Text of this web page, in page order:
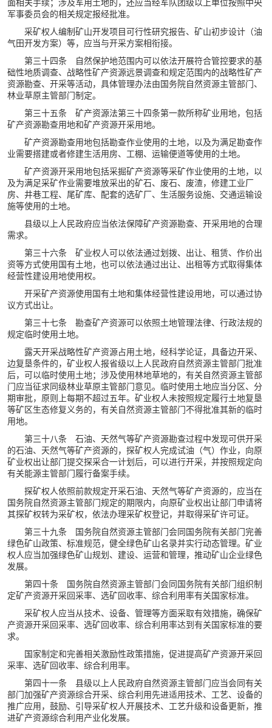
面相关手续；涉及军用土地的，还应当经军队团级以上单位按照中央
军事委员会的相关规定报经批准。
采矿权人编制矿山开发项目可行性研究报告、矿山初步设计（油
气田开发方案）等，应当与开采方案相衔接。
第三十四条 自然保护地范围内可以依法开展符合管控要求的基
础性地质调查、战略性矿产资源远景调查和规定范围内的战略性矿产
资源勘查、开采等活动，具体管理办法由国务院自然资源主管部门、
林业草原主管部门制定。
第三十五条 矿产资源法第三十四条第一款所称矿业用地，包括
矿产资源勘查用地和矿产资源开采用地。
矿产资源勘查用地包括勘查作业使用的土地，以及为满足勘查作
业需要搭建或者修建生活用房、工棚、运输便道等使用的土地。
矿产资源开采用地包括采掘矿产资源等采矿作业使用的土地，以
及为满足采矿作业需要堆放采出的矿石、废石、废渣，修建工业厂
房、井巷工程、尾矿库、配套的选矿厂、生活服务设施、交通运输设
施等使用的土地。
县级以上人民政府应当依法保障矿产资源勘查、开采用地的合理
需求。
第三十六条 矿业权人可以依法通过划拨、出让、租赁、作价出
资等方式使用国有土地，也可以依法通过出让、出租等方式取得集体
经营性建设用地使用权。
开采矿产资源使用国有土地和集体经营性建设用地，可以通过协
议方式出让。
第三十七条 勘查矿产资源可以依照土地管理法律、行政法规的
规定临时使用土地。
露天开采战略性矿产资源占用土地，经科学论证，具备边开采、
边复垦条件的，矿业权人报省级以上人民政府自然资源主管部门批准
后，可以临时使用土地；涉及使用林地草地的，有关自然资源主管部
门应当征求同级林业草原主管部门意见。临时使用土地应当分区、分
期审批，原则上每期不超过五年。矿业权人未按照规定履行土地复垦
等矿区生态修复义务的，有关自然资源主管部门不得批准其新的临时
用地。
第三十八条 石油、天然气等矿产资源勘查过程中发现可供开采
的石油、天然气等矿产资源的，探矿权人完成试油（气）作业，向原
矿业权出让部门提交探采合一计划后，可以进行开采，并按照规定向
有关能源主管部门履行备案手续。
探矿权人依照前款规定开采石油、天然气等矿产资源的，应当在
国务院自然资源主管部门规定的期限内，向原矿业权出让部门申请将
其探矿权转为采矿权，依法办理采矿权登记，并取得采矿许可证。
第三十九条 国务院自然资源主管部门会同国务院有关部门完善
绿色矿山政策、标准规范，健全绿色矿山名录并实行动态管理。矿业
权人应当加强绿色矿山规划、建设、运营和管理，推动矿山企业绿色
发展。
第四十条 国务院自然资源主管部门会同国务院有关部门组织制
定矿产资源开采回采率、选矿回收率、综合利用率有关国家标准。
采矿权人应当从技术、设备、管理等方面采取有效措施，确保矿
产资源开采回采率、选矿回收率、综合利用率达到有关国家标准的要
求。
国家制定和完善相关激励性政策措施，促进提高矿产资源开采回
采率、选矿回收率、综合利用率。
第四十一条 县级以上人民政府自然资源主管部门应当会同有关
部门加强矿产资源综合开采、综合利用先进适用技术、工艺、设备的
推广应用，鼓励、引导采矿权人开展技术、工艺升级和设备更新，推
进矿产资源综合利用产业化发展。